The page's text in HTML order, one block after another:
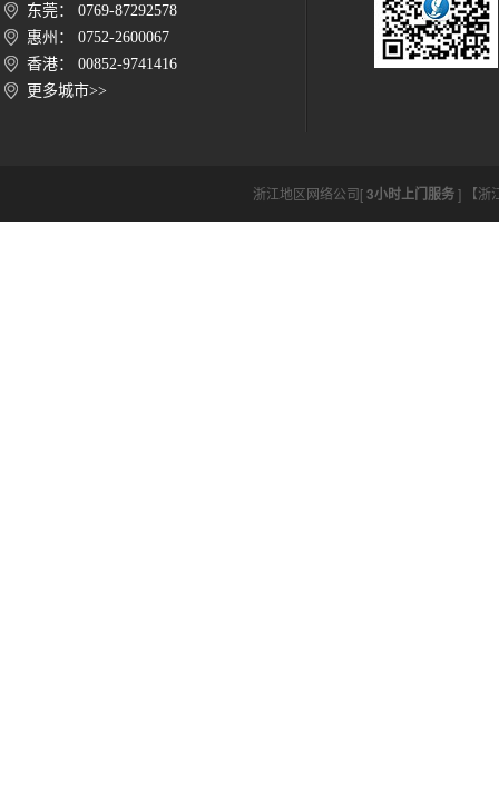
东莞： 0769-87292578
惠州： 0752-2600067
香港： 00852-9741416
更多城市>>
浙江地区网络公司[3小时上门服务] 【浙